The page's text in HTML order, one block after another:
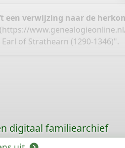
verwijzing naar de
(https://
of Strathearn (1290-1346)".
digitaal familiearchief